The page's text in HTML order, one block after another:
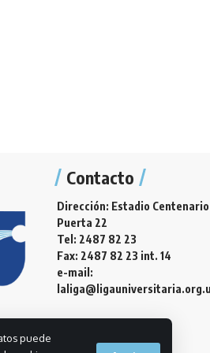
puede
Contacto
Dirección: Estadio Centenario
Puerta 22
Tel: 2487 82 23
Fax: 2487 82 23 int. 14
e-mail: